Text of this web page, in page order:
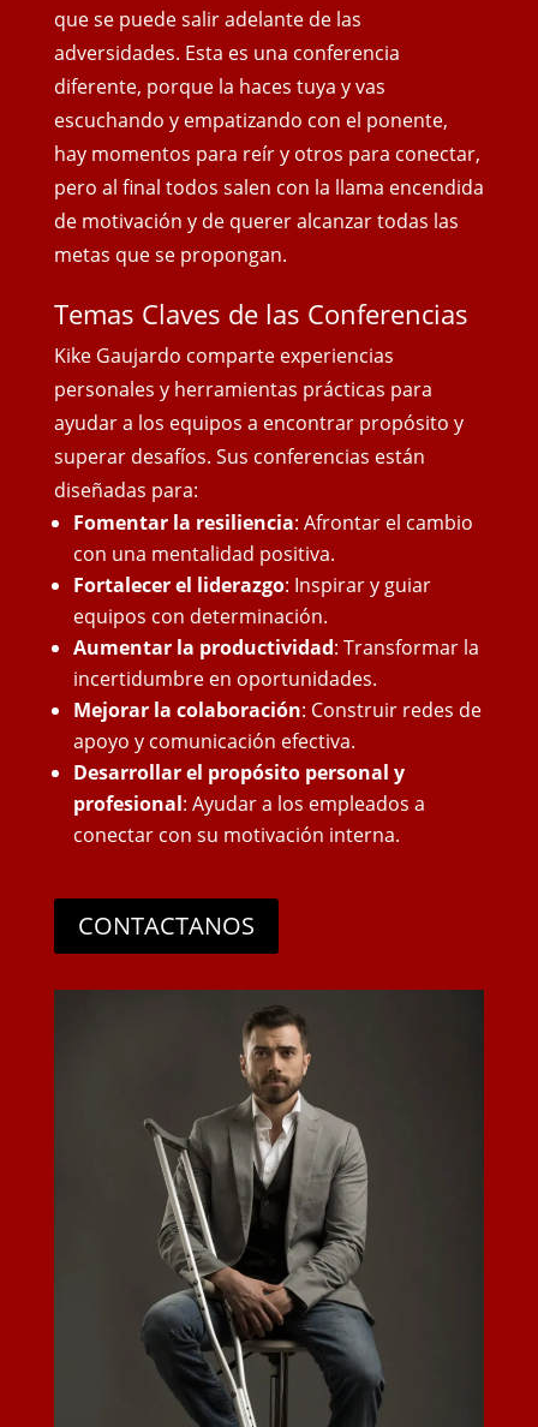
que se puede salir adelante de las
adversidades. Esta es una conferencia
diferente, porque la haces tuya y vas
escuchando y empatizando con el ponente,
hay momentos para reír y otros para conectar,
pero al final todos salen con la llama encendida
de motivación y de querer alcanzar todas las
metas que se propongan.
Temas Claves de las Conferencias
Kike Gaujardo comparte experiencias
personales y herramientas prácticas para
ayudar a los equipos a encontrar propósito y
superar desafíos. Sus conferencias están
diseñadas para:
Fomentar la resiliencia: Afrontar el cambio
con una mentalidad positiva.
Fortalecer el liderazgo: Inspirar y guiar
equipos con determinación.
Aumentar la productividad: Transformar la
incertidumbre en oportunidades.
Mejorar la colaboración: Construir redes de
apoyo y comunicación efectiva.
Desarrollar el propósito personal y
profesional: Ayudar a los empleados a
conectar con su motivación interna.
CONTACTANOS